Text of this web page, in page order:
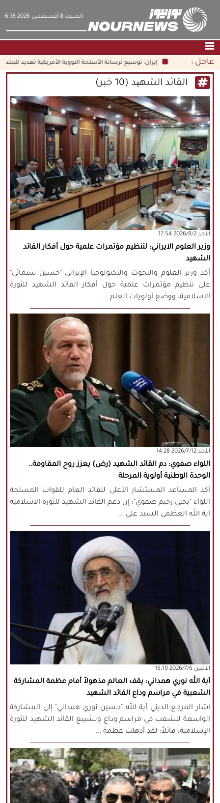
‫السبت‬ 8 أغسطس 2026 6:18
الصفحة الرئيسية |التواصل معنا|من نحن
عناوين الأخبار
الثقافة والمجتمع
اقتصاد
سياسة
الوسائط المتعددة
|فارسي|
English
|العربيه|
|עברית|
русский |中文
|
كافة الحقوق محفوظة لموقع نورنيوز
يُرجى ذكر المصدر عند نقل أي موضوع عن
عاجل : إيران: توسيع ترسانة الأسلحة النووية الأمريكية تهديد للبشرية جمعاء
القائد الشهید (10 خبر)
‫‫الأحد‬‬ 2026/8/2 17:54
وزير العلوم الايراني: لتنظيم مؤتمرات علمية حول أفكار القائد
الشهيد
أكد وزير العلوم والبحوث والتكنولوجيا الإيراني "حسين سيمائي"
على تنظيم مؤتمرات علمية حول أفكار القائد الشهيد للثورة
الإسلامية، ووضع أولويات العلم ...
‫‫الأحد‬‬ 2026/7/12 14:28
اللواء صفوي: دم القائد الشهيد (رض) يعزز روح المقاومة..
الوحدة الوطنية أولوية المرحلة
أكد المساعد المستشار الأعلى للقائد العام للقوات المسلحة
اللواء "يحيي رحيم صفوي": إن دعم القائد الشهيد للثورة الاسلامية
اية الله العظمى السيد علي ...
‫‫الاثنين‬‬ 2026/7/6 16:19
آية الله نوري همداني: يقف العالم مذهولاً أمام عظمة المشاركة
الشعبية في مراسم وداع القائد الشهيد
أشار المرجع الديني آية الله "حسين نوري همداني" إلى المشاركة
الواسعة للشعب في مراسم وداع وتشييع القائد الشهيد للثورة
الإسلامية، قائلاً: لقد أذهلت عظمة ...